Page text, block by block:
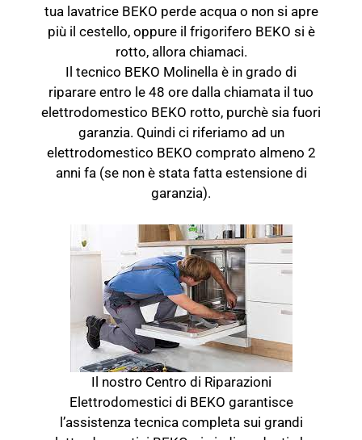
tua lavatrice BEKO perde acqua o non si apre
più il cestello, oppure il frigorifero BEKO si è
rotto, allora chiamaci.
Il tecnico BEKO Molinella è in grado di
riparare entro le 48 ore dalla chiamata il tuo
elettrodomestico BEKO rotto, purchè sia fuori
garanzia. Quindi ci riferiamo ad un
elettrodomestico BEKO comprato almeno 2
anni fa (se non è stata fatta estensione di
garanzia).
Il nostro Centro di Riparazioni
Elettrodomestici di BEKO garantisce
l’assistenza tecnica completa sui grandi